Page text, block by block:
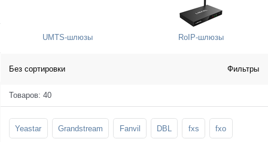
UMTS-шлюзы RoIP-шлюзы
Без сортировки Фильтры
Товаров: 40
Yeastar Grandstream Fanvil DBL fxs fxo
3G/4G LTE и ADSL модемы
Мобильные телефоны